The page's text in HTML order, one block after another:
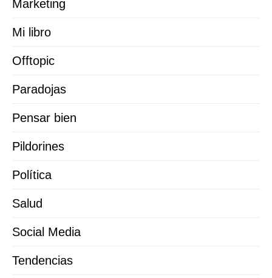
Marketing
Mi libro
Offtopic
Paradojas
Pensar bien
Pildorines
Política
Salud
Social Media
Tendencias